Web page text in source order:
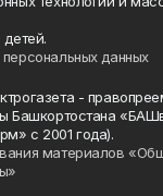
данных
-
Башкортостана
с 2001 года).
материалов